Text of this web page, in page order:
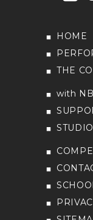
HOME
THE
with